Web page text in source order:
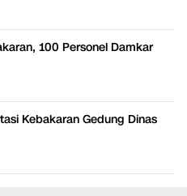
100 Personel Damkar
Kebakaran Gedung Dinas